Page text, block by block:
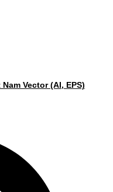
Vector (AI, EPS)